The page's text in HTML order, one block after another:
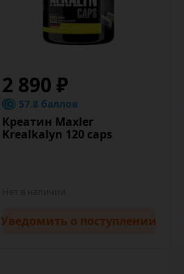
2 890 ₽
57.8 баллов
Креатин Maxler
Krealkalyn 120 caps
Уведомить о поступлении